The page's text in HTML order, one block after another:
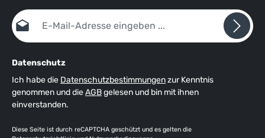
E-Mail-Adresse*
Datenschutz
Ich habe die Datenschutzbestimmungenzur Kenntnis
genommen und dieAGBgelesen und bin mit ihnen
einverstanden.
Diese Seite ist durch reCAPTCHA geschützt und es gelten die